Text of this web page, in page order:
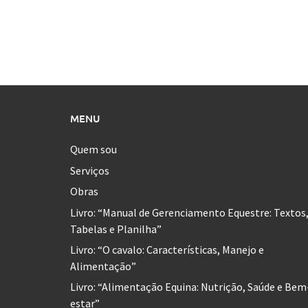
MENU
Quem sou
Serviços
Obras
Livro: “Manual de Gerenciamento Equestre: Textos,
Tabelas e Planilha”
Livro: “O cavalo: Características, Manejo e
Alimentação”
Livro: “Alimentação Equina: Nutrição, Saúde e
estar”